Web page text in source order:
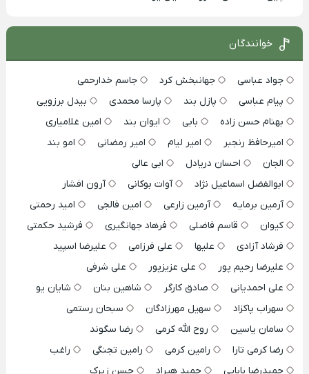
خوانندگان
جواد عباسی جهانبخش کرد
جاسم خدارحمی
پیام عباسی
پازل بند پارسا محمدی
بیدل برزویی
بهنام حسن زاده
بابی ایوان بند
امین غلامیاری
امیرحافظ رنجبر
امیر لیام امیر رمضانی
امو بند
الجان
احسان دریادل
ابی عالی
ابوالفضل اسماعیل نژاد
آوات بوکانی
آرون افشار
آرمین برمایه
آرمین زارعی امین فالجی
امید رحمتی
کیوان
قاسم فاضلی فرهاد جهانگیری
فرشید حکمتی
فرشاد آزادی
علیها علی فرزامی
علیرضا اسپید
علیرضا رحیم پور
علی عزیزپور
علی شرفی
علی احمدیانی
صادق کارگر شاهین بنان
شایان یو
سهراب پاکزاد
سهیل مهرزادگان
سبحان رستمی
سامان یاسین
روح الله کرمی
رضا سگوند
رضا کرمی تارا
رامین کرمی رامین تجنگی
راغب
حمیدرضا بابایی
حمید هیراد
حسن زیرک